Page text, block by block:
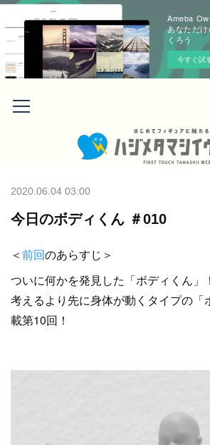
Ameba
あなただ
くろう
今すぐ試
2020.06.04 03:00
今日のボディくん ＃010
＜前回のあらすじ＞
ついに何かを発見した「ボディくん」
考えるより先に身体が動くタイプの「
載第10回！